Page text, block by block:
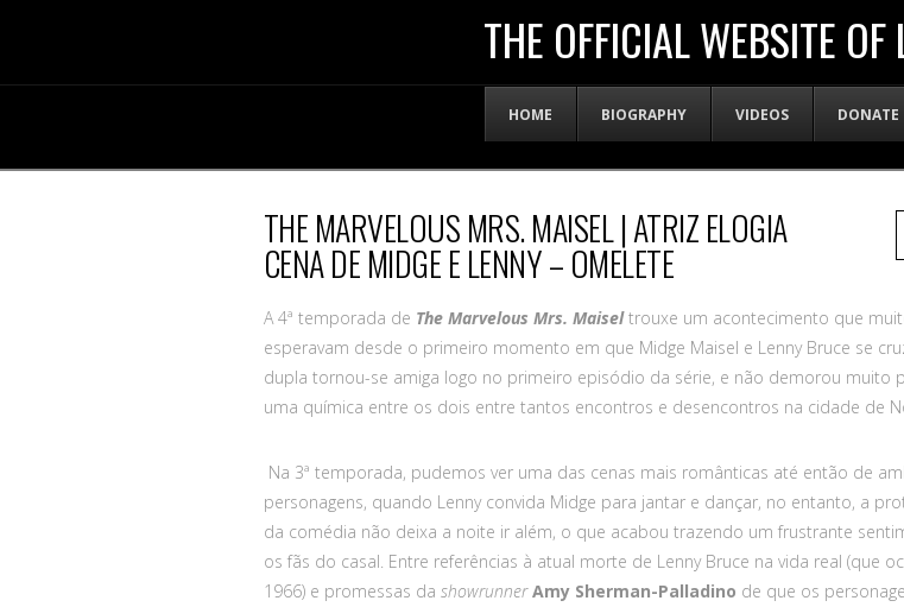
WEBSITE
OF
LENNY
BRUCE
THE OFFICIAL WEBSITE
HOME BIOGRAPHY VIDEOS DONATE
THE MARVELOUS MRS. MAISEL | ATRIZ ELOGIA
CENA DE MIDGE E LENNY – OMELETE
A 4ª temporada de The Marvelous Mrs. Maisel trouxe um acontecimento que
esperavam desde o primeiro momento em que Midge Maisel e Lenny Bruce se
dupla tornou-se amiga logo no primeiro episódio da série, e não demorou muito
uma química entre os dois entre tantos encontros e desencontros na cidade de
Na 3ª temporada, pudemos ver uma das cenas mais românticas até então de
personagens, quando Lenny convida Midge para jantar e dançar, no entanto, a
da comédia não deixa a noite ir além, o que acabou trazendo um frustrante
os fãs do casal. Entre referências à atual morte de Lenny Bruce na vida real (que
1966) e promessas da showrunnerAmy Sherman-Palladino de que os